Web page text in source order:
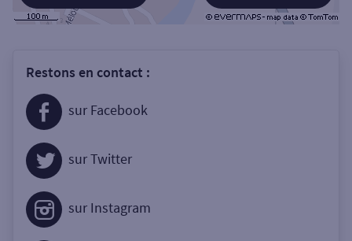
Restons en contact :
sur Facebook
sur Twitter
sur Instagram